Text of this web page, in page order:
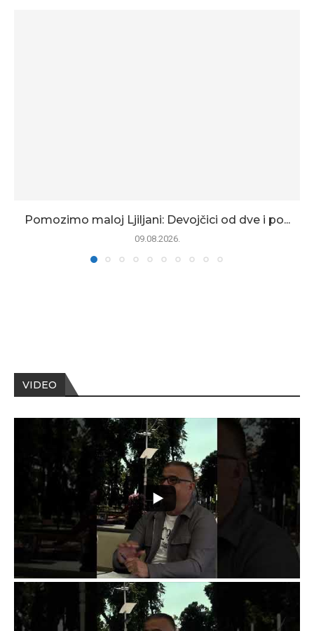
Pomozimo maloj Ljiljani: Devojčici od dve i po...
09.08.2026.
VIDEO